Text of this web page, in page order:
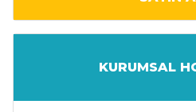
KURUMSAL